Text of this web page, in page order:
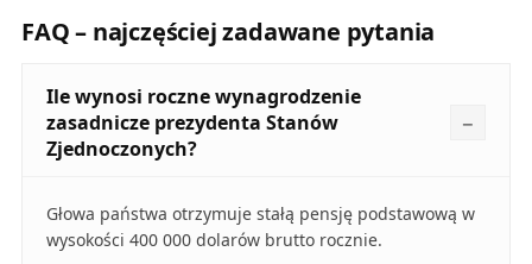
FAQ – najczęściej zadawane pytania
Ile wynosi roczne wynagrodzenie
zasadnicze prezydenta Stanów
Zjednoczonych?
Głowa państwa otrzymuje stałą pensję podstawową w
wysokości 400 000 dolarów brutto rocznie.